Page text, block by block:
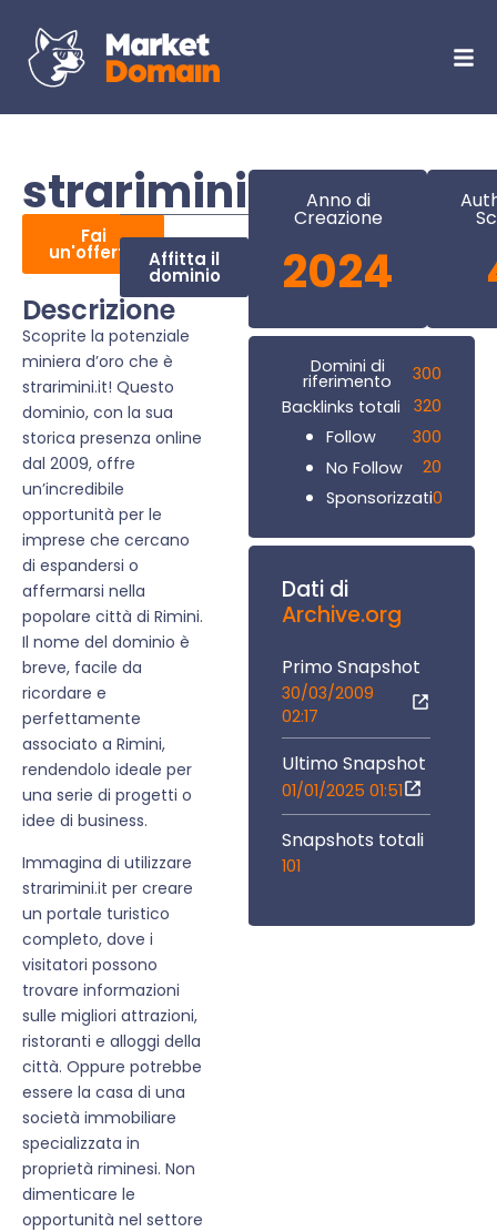
strarimini.it
Fai
un'offerta Affitta il
dominio
Descrizione
Scoprite la potenziale
miniera d’oro che è
strarimini.it! Questo
dominio, con la sua
storica presenza online
dal 2009, offre
un’incredibile
opportunità per le
imprese che cercano
di espandersi o
affermarsi nella
popolare città di Rimini.
Il nome del dominio è
breve, facile da
ricordare e
perfettamente
associato a Rimini,
rendendolo ideale per
una serie di progetti o
idee di business.
Immagina di utilizzare
strarimini.it per creare
un portale turistico
completo, dove i
visitatori possono
trovare informazioni
sulle migliori attrazioni,
ristoranti e alloggi della
città. Oppure potrebbe
essere la casa di una
società immobiliare
specializzata in
proprietà riminesi. Non
dimenticare le
opportunità nel settore
Anno di
Creazione
2024
Domini di
riferimento
300
Backlinks totali
320
Follow
300
No Follow
20
Sponsorizzati0
Dati di
Archive.org
Primo Snapshot
30/03/2009
02:17
Ultimo Snapshot
01/01/2025 01:51
Snapshots totali
101